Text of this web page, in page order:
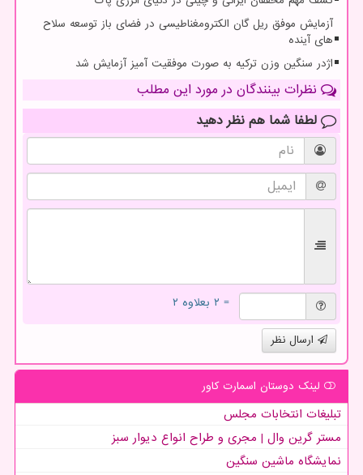
آزمایش موفق ریل گان الکترومغناطیسی در فضای باز توسعه سلاح
های آینده
اژدر سنگین وزن ترکیه به صورت موفقیت آمیز آزمایش شد
نظرات بینندگان در مورد این مطلب
لطفا شما هم نظر دهید
= ۲ بعلاوه ۲
ارسال نظر
لینک دوستان اسمارت كاور
تبلیغات انتخابات مجلس
مستر گرین وال | مجری و طراح انواع دیوار سبز
نمایشگاه ماشین سنگین